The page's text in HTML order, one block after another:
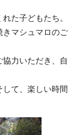
た子どもたち。
きマシュマロのご
力いただき、自
て、楽しい時間